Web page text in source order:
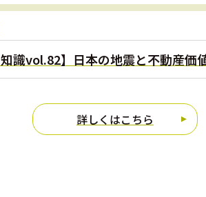
知識vol.82】日本の地震と不動産価
詳しくはこちら